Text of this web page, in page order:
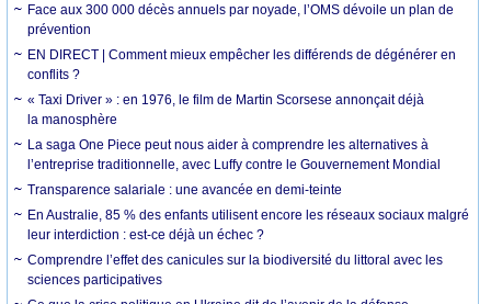
Face aux 300 000 décès annuels par noyade, l’OMS dévoile un plan de
prévention
EN DIRECT | Comment mieux empêcher les différends de dégénérer en
conflits ?
« Taxi Driver » : en 1976, le film de Martin Scorsese annonçait déjà
la manosphère
La saga One Piece peut nous aider à comprendre les alternatives à
l’entreprise traditionnelle, avec Luffy contre le Gouvernement Mondial
Transparence salariale : une avancée en demi-teinte
En Australie, 85 % des enfants utilisent encore les réseaux sociaux malgré
leur interdiction : est-ce déjà un échec ?
Comprendre l’effet des canicules sur la biodiversité du littoral avec les
sciences participatives